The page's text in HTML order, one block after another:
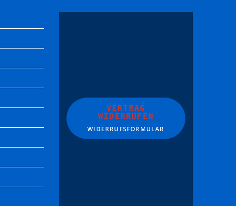
VERTRAG
WIDERRUFEN
WIDERRUFSFORMULAR